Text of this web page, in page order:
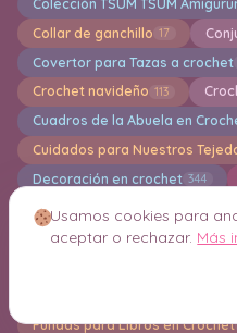
Colección TSUM TSUM
Collar de ganchillo 17
Covertor para Tazas a crochet
Crochet navideño 113
Cuadros de la Abuela en
Cuidados para Nuestros
Decoración en crochet 344
Diademas en crochet
Estolas 3 Estuches en
Fundas para Libros en Crochet
Usamos cookies para
aceptar o rechazar. Más